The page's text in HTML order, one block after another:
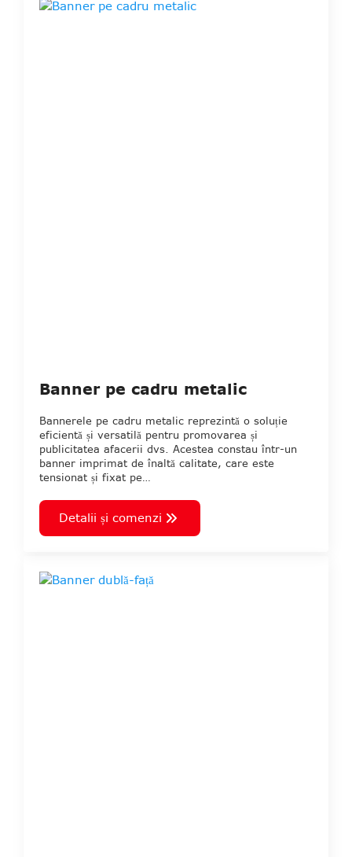
Banner pe cadru metalic
Bannerele pe cadru metalic reprezintă o soluție
eficientă și versatilă pentru promovarea și
publicitatea afacerii dvs. Acestea constau într-un
banner imprimat de înaltă calitate, care este
tensionat și fixat pe…
Detalii și comenzi